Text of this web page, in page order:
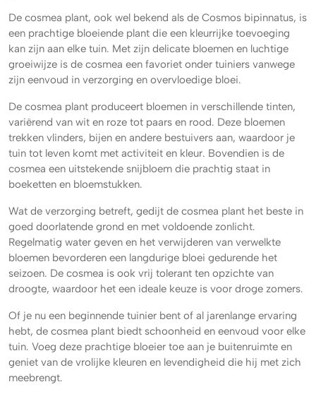
De cosmea plant, ook wel bekend als de Cosmos bipinnatus, is
een prachtige bloeiende plant die een kleurrijke toevoeging
kan zijn aan elke tuin. Met zijn delicate bloemen en luchtige
groeiwijze is de cosmea een favoriet onder tuiniers vanwege
zijn eenvoud in verzorging en overvloedige bloei.
De cosmea plant produceert bloemen in verschillende tinten,
variërend van wit en roze tot paars en rood. Deze bloemen
trekken vlinders, bijen en andere bestuivers aan, waardoor je
tuin tot leven komt met activiteit en kleur. Bovendien is de
cosmea een uitstekende snijbloem die prachtig staat in
boeketten en bloemstukken.
Wat de verzorging betreft, gedijt de cosmea plant het beste in
goed doorlatende grond en met voldoende zonlicht.
Regelmatig water geven en het verwijderen van verwelkte
bloemen bevorderen een langdurige bloei gedurende het
seizoen. De cosmea is ook vrij tolerant ten opzichte van
droogte, waardoor het een ideale keuze is voor droge zomers.
Of je nu een beginnende tuinier bent of al jarenlange ervaring
hebt, de cosmea plant biedt schoonheid en eenvoud voor elke
tuin. Voeg deze prachtige bloeier toe aan je buitenruimte en
geniet van de vrolijke kleuren en levendigheid die hij met zich
meebrengt.